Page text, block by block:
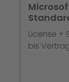
License +
bis